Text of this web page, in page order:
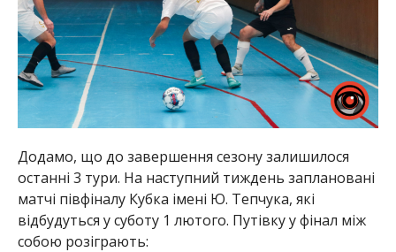
Додамо, що до завершення сезону залишилося
останні 3 тури. На наступний тиждень заплановані
матчі півфіналу Кубка імені Ю. Тепчука, які
відбудуться у суботу 1 лютого. Путівку у фінал між
собою розіграють: